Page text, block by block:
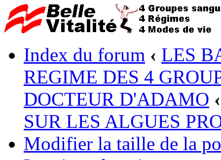
Index du forum ‹ LES
REGIME DES 4
DOCTEUR D'ADAMO ‹
SUR LES ALGUES
Modifier la taille de la